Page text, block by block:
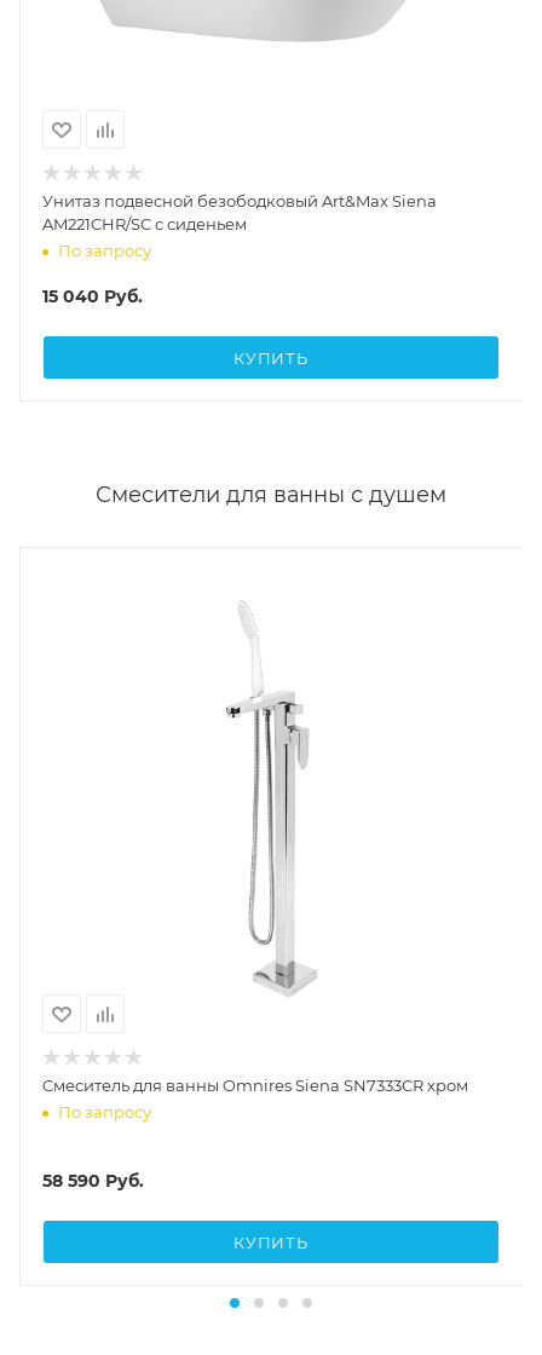
Унитаз подвесной безободковый Art&Max Siena
AM221CHR/SC с сиденьем
По запросу
15 040 Руб.
КУПИТЬ
Смесители для ванны с душем
Cмеситель для ванны Omnires Siena SN7333CR хром
По запросу
58 590 Руб.
КУПИТЬ